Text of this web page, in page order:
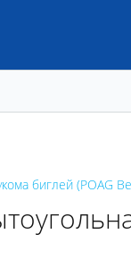
биглей (POAG